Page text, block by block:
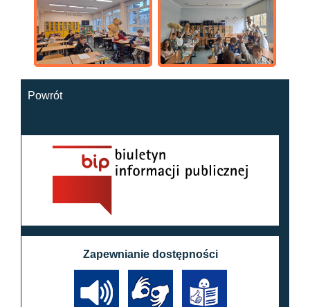
Powrót
Zapewnianie dostępności